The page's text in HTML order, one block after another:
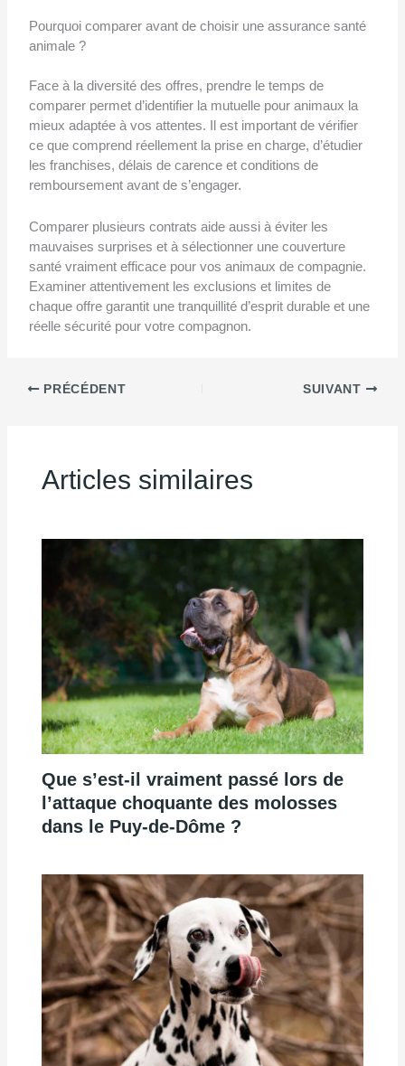
Pourquoi comparer avant de choisir une assurance santé
animale ?
Face à la diversité des offres, prendre le temps de
comparer permet d’identifier la mutuelle pour animaux la
mieux adaptée à vos attentes. Il est important de vérifier
ce que comprend réellement la prise en charge, d’étudier
les franchises, délais de carence et conditions de
remboursement avant de s’engager.
Comparer plusieurs contrats aide aussi à éviter les
mauvaises surprises et à sélectionner une couverture
santé vraiment efficace pour vos animaux de compagnie.
Examiner attentivement les exclusions et limites de
chaque offre garantit une tranquillité d’esprit durable et une
réelle sécurité pour votre compagnon.
PRÉCÉDENT SUIVANT
Articles similaires
Que s’est-il vraiment passé lors de
l’attaque choquante des molosses
dans le Puy-de-Dôme ?